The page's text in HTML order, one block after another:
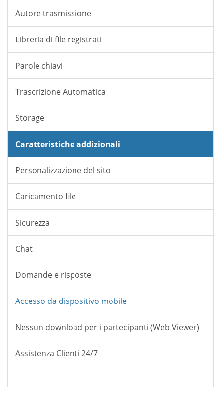
Autore trasmissione
Libreria di file registrati
Parole chiavi
Trascrizione Automatica
Storage
Caratteristiche addizionali
Personalizzazione del sito
Caricamento file
Sicurezza
Chat
Domande e risposte
Accesso da dispositivo mobile
Nessun download per i partecipanti (Web Viewer)
Assistenza Clienti 24/7